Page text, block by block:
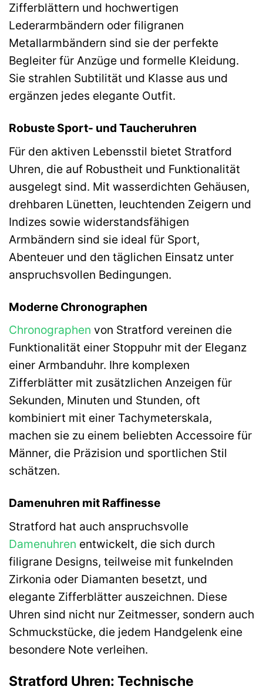
Zifferblättern und hochwertigen
Lederarmbändern oder filigranen
Metallarmbändern sind sie der perfekte
Begleiter für Anzüge und formelle Kleidung.
Sie strahlen Subtilität und Klasse aus und
ergänzen jedes elegante Outfit.
Robuste Sport- und Taucheruhren
Für den aktiven Lebensstil bietet Stratford
Uhren, die auf Robustheit und Funktionalität
ausgelegt sind. Mit wasserdichten Gehäusen,
drehbaren Lünetten, leuchtenden Zeigern und
Indizes sowie widerstandsfähigen
Armbändern sind sie ideal für Sport,
Abenteuer und den täglichen Einsatz unter
anspruchsvollen Bedingungen.
Moderne Chronographen
Chronographen von Stratford vereinen die
Funktionalität einer Stoppuhr mit der Eleganz
einer Armbanduhr. Ihre komplexen
Zifferblätter mit zusätzlichen Anzeigen für
Sekunden, Minuten und Stunden, oft
kombiniert mit einer Tachymeterskala,
machen sie zu einem beliebten Accessoire für
Männer, die Präzision und sportlichen Stil
schätzen.
Damenuhren mit Raffinesse
Stratford hat auch anspruchsvolle
Damenuhren entwickelt, die sich durch
filigrane Designs, teilweise mit funkelnden
Zirkonia oder Diamanten besetzt, und
elegante Zifferblätter auszeichnen. Diese
Uhren sind nicht nur Zeitmesser, sondern auch
Schmuckstücke, die jedem Handgelenk eine
besondere Note verleihen.
Stratford Uhren: Technische